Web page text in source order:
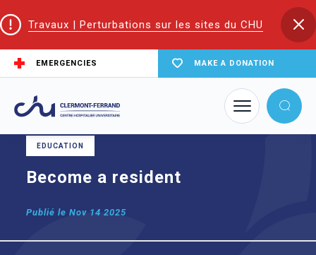
Travaux | Perturbations sur les sites du CHU
EMERGENCIES MAKE A DONATION
Home
EDUCATION
Become a resident
Publié leNov 14 2025